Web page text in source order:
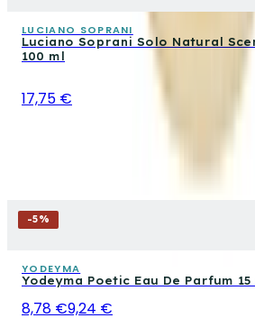
LUCIANO SOPRANI
Luciano Soprani Solo Natural
100 ml
17,75 €
-5%
YODEYMA
Yodeyma Poetic Eau De Parfum 15
8,78 €9,24 €